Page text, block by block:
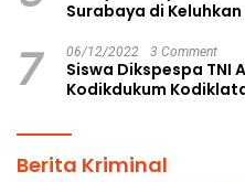
Surabaya di
7 06/12/2022 3 Comment
Siswa Dikspespa TNI
Kodikdukum
Berita Kriminal